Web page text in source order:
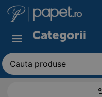
Categorii